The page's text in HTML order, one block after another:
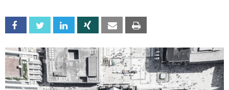
Facebook Twitter Linkedin Xing Email